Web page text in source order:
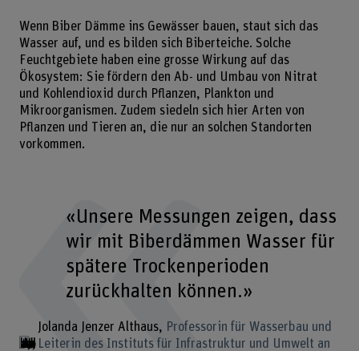
Wenn Biber Dämme ins Gewässer bauen, staut sich das
Wasser auf, und es bilden sich Biberteiche. Solche
Feuchtgebiete haben eine grosse Wirkung auf das
Ökosystem: Sie fördern den Ab- und Umbau von Nitrat
und Kohlendioxid durch Pflanzen, Plankton und
Mikroorganismen. Zudem siedeln sich hier Arten von
Pflanzen und Tieren an, die nur an solchen Standorten
vorkommen.
«Unsere Messungen zeigen, dass
wir mit Biberdämmen Wasser für
spätere Trockenperioden
zurückhalten können.»
Jolanda Jenzer Althaus
Professorin für Wasserbau und
Leiterin des Instituts für Infrastruktur und Umwelt an